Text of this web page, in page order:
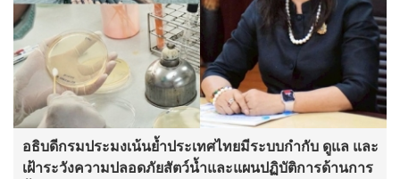
อธิบดีกรมประมงเน้นย้ำประเทศไทยมีระบบกำกับ ดูแล และ
เฝ้าระวังความปลอดภัยสัตว์น้ำและแผนปฏิบัติการด้านการ